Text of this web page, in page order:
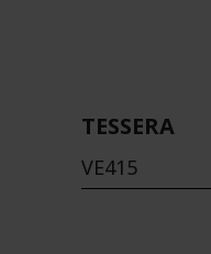
TESSERA
VE415